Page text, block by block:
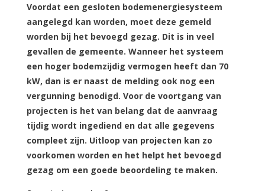
Voordat een gesloten bodemenergiesysteem
aangelegd kan worden, moet deze gemeld
worden bij het bevoegd gezag. Dit is in veel
gevallen de gemeente. Wanneer het systeem
een hoger bodemzijdig vermogen heeft dan 70
kW, dan is er naast de melding ook nog een
vergunning benodigd. Voor de voortgang van
projecten is het van belang dat de aanvraag
tijdig wordt ingediend en dat alle gegevens
compleet zijn. Uitloop van projecten kan zo
voorkomen worden en het helpt het bevoegd
gezag om een goede beoordeling te maken.